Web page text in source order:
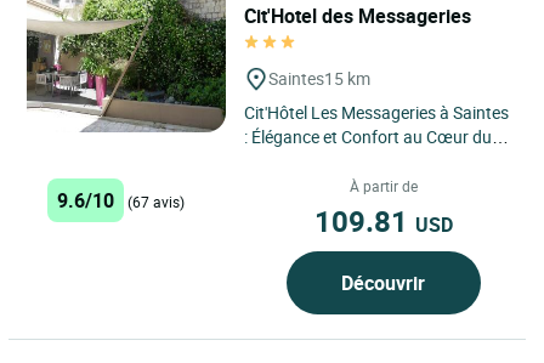
Cit'Hotel des Messageries
Saintes15 km
Cit'Hôtel Les Messageries à Saintes
: Élégance et Confort au Cœur du
9.6/10 (67 avis)
À partir de
109.81 USD
Découvrir